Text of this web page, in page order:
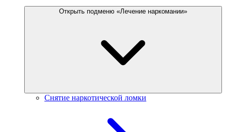
Открыть подменю «Лечение наркомании»
Снятие наркотической ломки